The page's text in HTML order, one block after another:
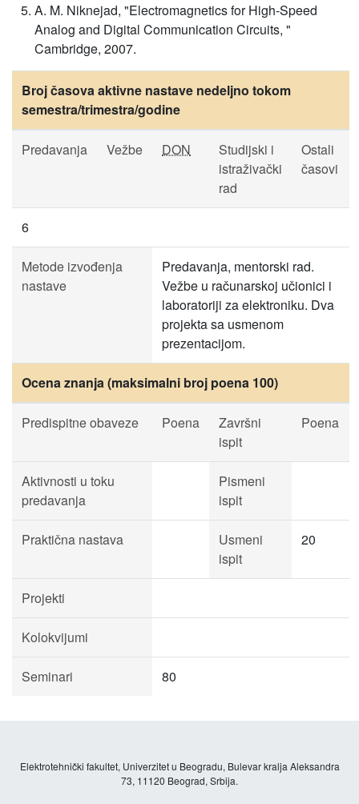
A. M. Niknejad, "Electromagnetics for High-Speed
Analog and Digital Communication Circuits, "
Cambridge, 2007.
Broj časova aktivne nastave nedeljno tokom
semestra/trimestra/godine
Predavanja Vežbe DON
Studijski i
istraživački
rad
Ostali
časovi
6
Metode izvođenja
nastave
Predavanja, mentorski rad.
Vežbe u računarskoj učionici i
laboratoriji za elektroniku. Dva
projekta sa usmenom
prezentacijom.
Ocena znanja (maksimalni broj poena 100)
Predispitne obaveze Poena
Završni
ispit
Poena
Aktivnosti u toku
predavanja
Pismeni
ispit
Praktična nastava
Usmeni
ispit
20
Projekti
Kolokvijumi
Seminari 80
Elektrotehnički fakultet, Univerzitet u Beogradu, Bulevar kralja Aleksandra
73, 11120 Beograd, Srbija.